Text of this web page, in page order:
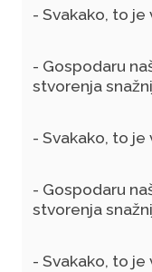
- Svakako, to je
- Gospodaru
stvorenja
- Svakako, to je
- Gospodaru
stvorenja
- Svakako, to je